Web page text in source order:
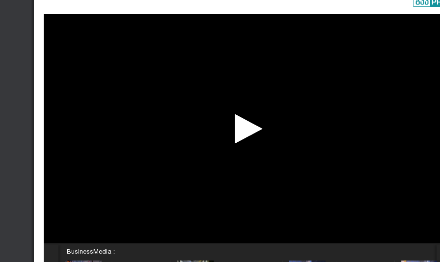
BusinessMedia :